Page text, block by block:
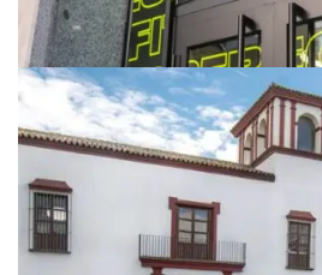
DEPORTIVO
BIGG FIT